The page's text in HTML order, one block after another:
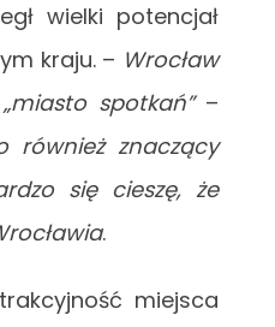
wielki potencjał
kraju. – Wrocław
spotkań”–
również znaczący
się cieszę, że
.
miejsca